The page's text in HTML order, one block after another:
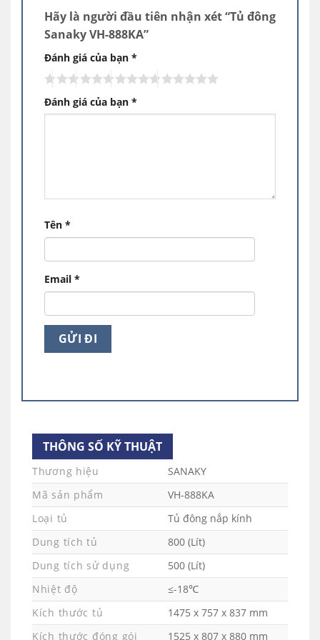
sét, ảnh hưởng đến chất liệu và lớp sơn của
sản phẩm. Đảm bảo tính thẩm mỹ và an
toàn về lâu dài cho thiết bị sử dụng.
Tủ đông Sanaky VH-888KA cánh kính thiết kế
thông minh 1 ngăn đông – 2 cánh kính lùa
VH-888KA là dòng
tủ đông 1 ngăn 2 cánh
đến sự tiện lợi cho bạn trong việc tìm kiếm
thực phẩm cần dùng khi lấy và cho vào thực
Hãy là người đầu tiên nhận xét “Tủ đông
Sanaky VH-888KA”
Đánh giá của bạn *
Đánh giá của bạn *
Tên *
Email *
THÔNG SỐ KỸ THUẬT
Thương hiệu
SANAKY
Mã sản phẩm
VH-888KA
Loại tủ
Tủ đông nắp kính
Dung tích tủ
800 (Lít)
Dung tích sử dụng
500 (Lít)
Nhiệt độ
≤-18℃
Kích thước tủ
1475 x 757 x 837 mm
Kích thước đóng gói
1525 x 807 x 880 mm